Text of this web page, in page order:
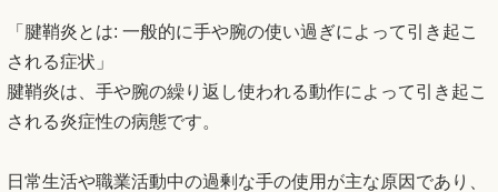
「腱鞘炎とは: 一般的に手や腕の使い過ぎによって引き起こ
される症状」
腱鞘炎は、手や腕の繰り返し使われる動作によって引き起こ
される炎症性の病態です。
日常生活や職業活動中の過剰な手の使用が主な原因であり、